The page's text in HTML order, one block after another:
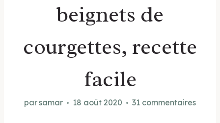
beignets de
courgettes, recette
facile
parsamar 18 août 2020 31 commentaires